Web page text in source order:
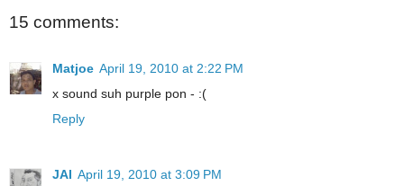
15 comments:
Matjoe April 19, 2010 at 2:22 PM
x sound suh purple pon - :(
Reply
JAI April 19, 2010 at 3:09 PM